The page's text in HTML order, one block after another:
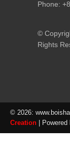
Phone:
©
Rights
© 2026:
Creation | Powered